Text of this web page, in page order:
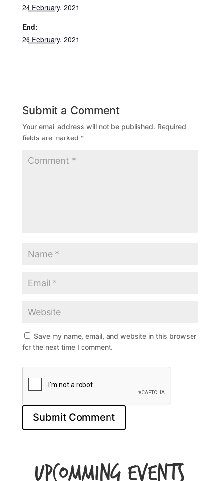
24 February, 2021
End:
26 February, 2021
Submit a Comment
Your email address will not be published. Required
fields are marked *
Save my name, email, and website in this browser
for the next time I comment.
Upcomming Events